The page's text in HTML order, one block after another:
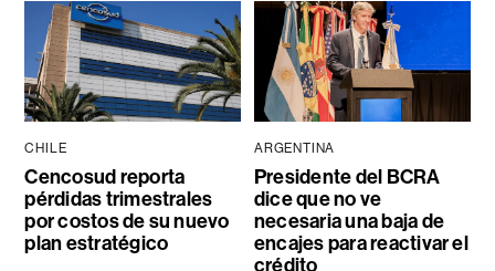
CHILE
Cencosud reporta
pérdidas trimestrales
por costos de su nuevo
plan estratégico
ARGENTINA
Presidente del BCRA
dice que no ve
necesaria una baja de
encajes para reactivar el
crédito